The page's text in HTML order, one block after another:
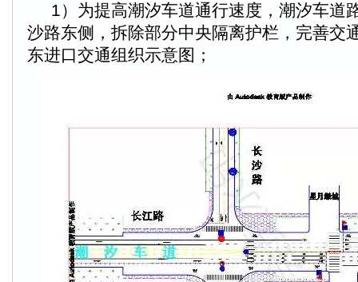
1）为提高潮汐车道通行速度，潮汐车道
沙路东侧，拆除部分中央隔离护栏，完善交
东进口交通组织示意图；